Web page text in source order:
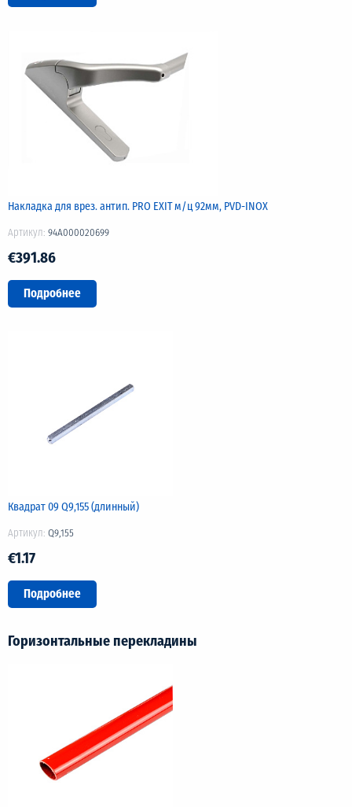
Накладка для врез. антип. PRO EXIT м/ц 92мм, PVD-INOX
Артикул: 94A000020699
€391.86
Подробнее
Квадрат 09 Q9,155 (длинный)
Артикул: Q9,155
€1.17
Подробнее
Горизонтальные перекладины